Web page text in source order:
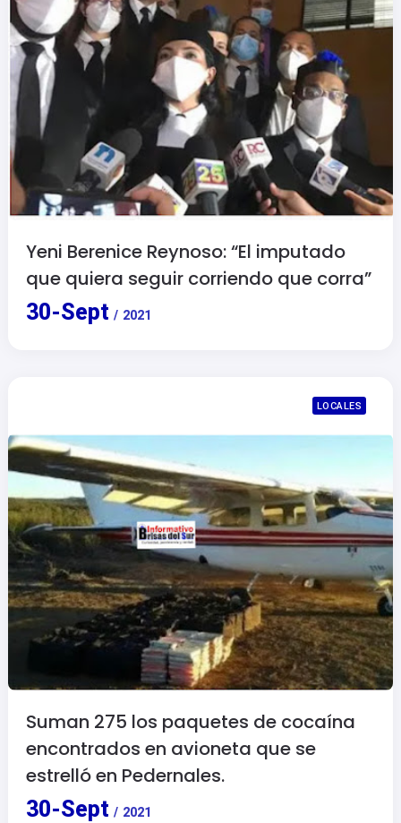
Yeni Berenice Reynoso: “El imputado
que quiera seguir corriendo que corra”
30-Sept / 2021
LOCALES
Suman 275 los paquetes de cocaína
encontrados en avioneta que se
estrelló en Pedernales.
30-Sept / 2021